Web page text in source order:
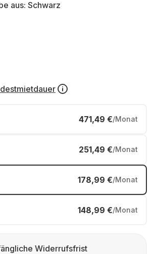
aus: Schwarz
471,49 €/Monat
251,49 €/Monat
178,99 €/Monat
148,99 €/Monat
Widerrufsfrist